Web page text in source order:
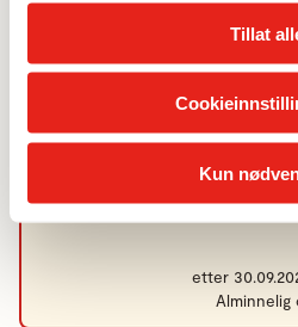
Tillat
Kun
12 måneders bindingstid
12 måneders
Uten bindingstid
etter
Alminnelig